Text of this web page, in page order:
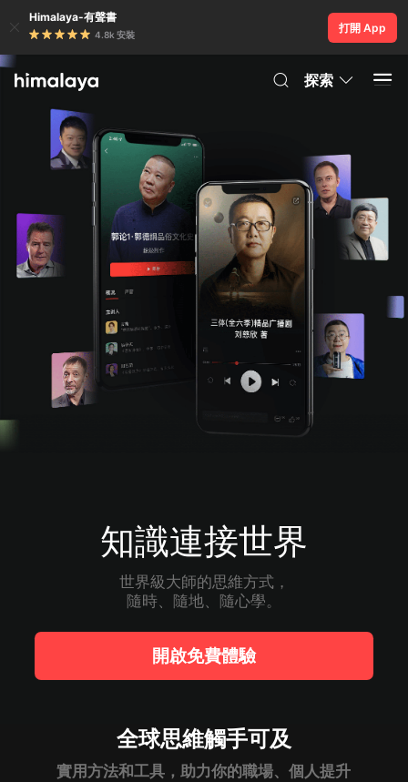
Himalaya-有聲書
4.8k 安裝
打開 App
探索
知識連接世界
世界級大師的思維方式，
隨時、隨地、隨心學。
開啟免費體驗
全球思維觸手可及
實用方法和工具，助力你的職場、個人提升